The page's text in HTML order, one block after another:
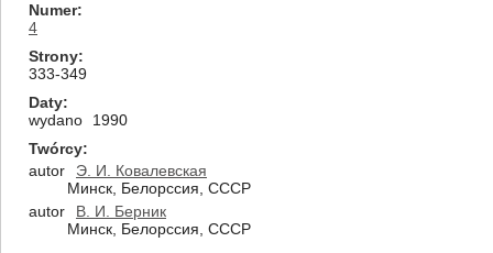
Numer
4
Strony
333-349
Daty
wydano
1990
Twórcy
autor
Э. И. Ковалевская
Минск, Белорссия, СССР
autor
В. И. Берник
Минск, Белорссия, СССР